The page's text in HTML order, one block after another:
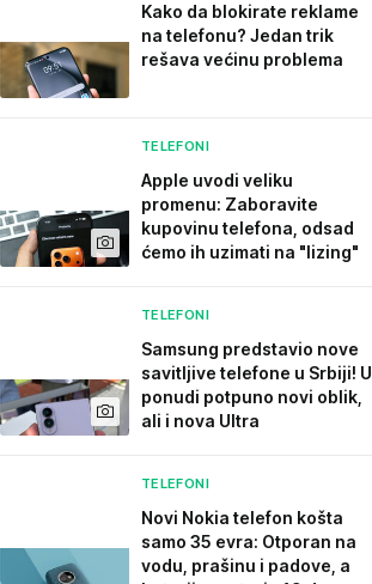
Kako da blokirate reklame
na telefonu​? Jedan trik
rešava većinu problema
TELEFONI
Apple uvodi veliku
promenu: Zaboravite
kupovinu telefona, odsad
ćemo ih uzimati na "lizing"
TELEFONI
Samsung predstavio nove
savitljive telefone u Srbiji! U
ponudi potpuno novi oblik,
ali i nova Ultra
TELEFONI
Novi Nokia telefon košta
samo 35 evra: Otporan na
vodu, prašinu i padove, a